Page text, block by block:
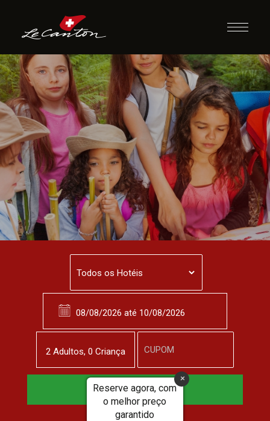
Siga as Pistas
2 Adultos, 0 Criança
Reserve agora, com
o melhor preço
garantido
Reservar Agora